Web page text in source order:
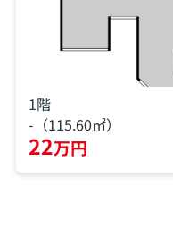
1階
-（115.60㎡）
22万円